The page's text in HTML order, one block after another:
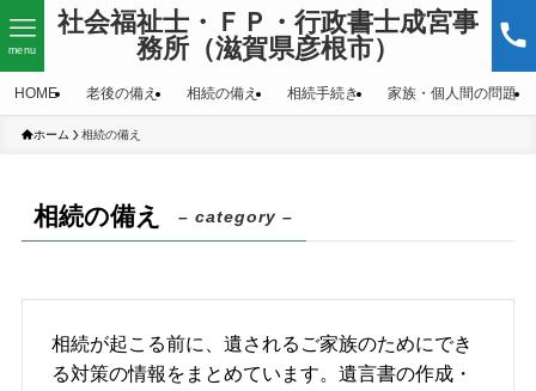
社会福祉士・ＦＰ・行政書士成宮事
務所（滋賀県彦根市）
menu
HOME 老後の備え 相続の備え 相続手続き 家族・個人間の問題
ホーム 相続の備え
相続の備え – category –
相続が起こる前に、遺されるご家族のためにでき
る対策の情報をまとめています。遺言書の作成・